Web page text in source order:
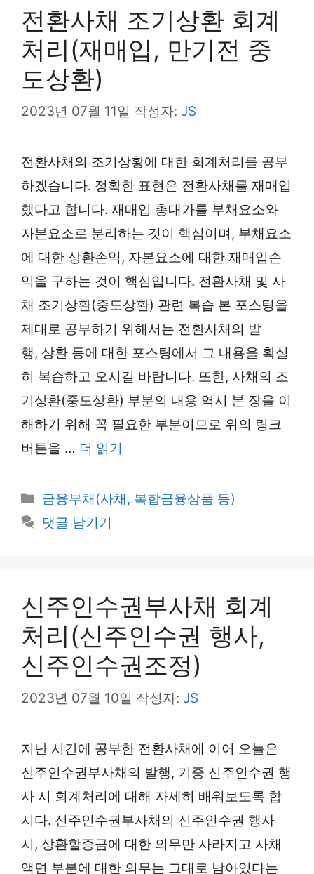
전환사채 조기상환 회계
처리(재매입, 만기전 중
도상환)
2023년 07월 11일 작성자: JS
전환사채의 조기상황에 대한 회계처리를 공부
하겠습니다. 정확한 표현은 전환사채를 재매입
했다고 합니다. 재매입 총대가를 부채요소와
자본요소로 분리하는 것이 핵심이며, 부채요소
에 대한 상환손익, 자본요소에 대한 재매입손
익을 구하는 것이 핵심입니다. 전환사채 및 사
채 조기상환(중도상환) 관련 복습 본 포스팅을
제대로 공부하기 위해서는 전환사채의 발
행, 상환 등에 대한 포스팅에서 그 내용을 확실
히 복습하고 오시길 바랍니다. 또한, 사채의 조
기상환(중도상환) 부분의 내용 역시 본 장을 이
해하기 위해 꼭 필요한 부분이므로 위의 링크
버튼을 … 더 읽기
카
테
금융부채(사채, 복합금융상품 등)
댓글 남기기
신주인수권부사채 회계
처리(신주인수권 행사,
신주인수권조정)
2023년 07월 10일 작성자: JS
지난 시간에 공부한 전환사채에 이어 오늘은
신주인수권부사채의 발행, 기중 신주인수권 행
사 시 회계처리에 대해 자세히 배워보도록 합
시다. 신주인수권부사채의 신주인수권 행사
시, 상환할증금에 대한 의무만 사라지고 사채
액면 부분에 대한 의무는 그대로 남아있다는